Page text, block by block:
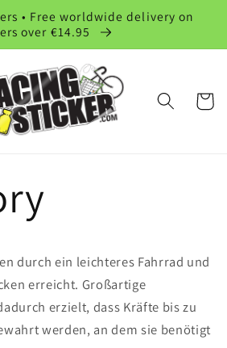
• Free worldwide delivery on
over €14.95
durch ein leichteres Fahrrad und
erreicht. Großartige
erzielt, dass Kräfte bis zu
werden, an dem sie benötigt